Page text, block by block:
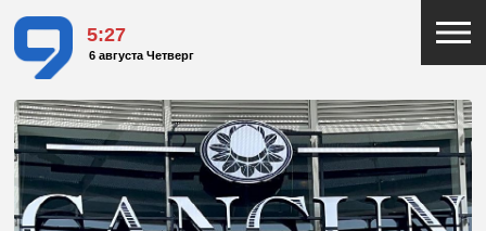
5:27
6 августа Четверг